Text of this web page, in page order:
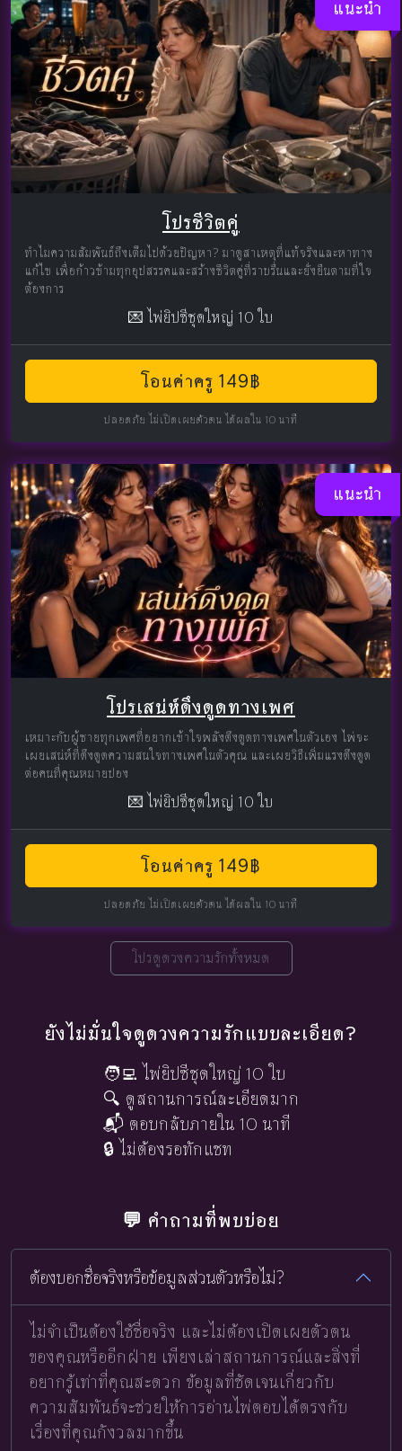
แนะนำ
โปรชีวิตคู่
ทำไมความสัมพันธ์ถึงเต็มไปด้วยปัญหา? มาดูสาเหตุที่แท้จริงและหาทาง
แก้ไข เพื่อก้าวข้ามทุกอุปสรรคและสร้างชีวิตคู่ที่ราบรื่นและยั่งยืนตามที่ใจ
ต้องการ
💌 ไพ่ยิปซีชุดใหญ่ 10 ใบ
โอนค่าครู 149฿
ปลอดภัย ไม่เปิดเผยตัวตน ได้ผลใน 10 นาที
แนะนำ
โปรเสน่ห์ดึงดูดทางเพศ
เหมาะกับผู้ชายทุกเพศที่อยากเข้าใจพลังดึงดูดทางเพศในตัวเอง ไพ่จะ
เผยเสน่ห์ที่ดึงดูดความสนใจทางเพศในตัวคุณ และเผยวิธีเพิ่มแรงดึงดูด
ต่อคนที่คุณหมายปอง
💌 ไพ่ยิปซีชุดใหญ่ 10 ใบ
โอนค่าครู 149฿
ปลอดภัย ไม่เปิดเผยตัวตน ได้ผลใน 10 นาที
โปรดูดวงความรักทั้งหมด
ยังไม่มั่นใจดูดวงความรักแบบละเอียด?
🧑‍💻 ไพ่ยิปซีชุดใหญ่ 10 ใบ
🔍 ดูสถานการณ์ละเอียดมาก
📬 ตอบกลับภายใน 10 นาที
🔒 ไม่ต้องรอทักแชท
💬 คำถามที่พบบ่อย
ต้องบอกชื่อจริงหรือข้อมูลส่วนตัวหรือไม่?
ไม่จำเป็นต้องใช้ชื่อจริง และไม่ต้องเปิดเผยตัวตน
ของคุณหรืออีกฝ่าย เพียงเล่าสถานการณ์และสิ่งที่
อยากรู้เท่าที่คุณสะดวก ข้อมูลที่ชัดเจนเกี่ยวกับ
ความสัมพันธ์จะช่วยให้การอ่านไพ่ตอบได้ตรงกับ
เรื่องที่คุณกังวลมากขึ้น